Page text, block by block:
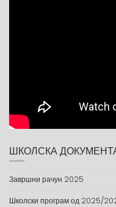
ШКОЛСКА
Завршни рачун 2025
Школски програм од 2025/